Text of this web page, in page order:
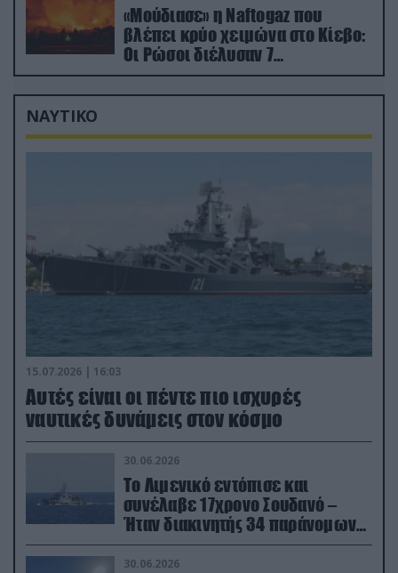
«Μούδιασε» η Naftogaz που
βλέπει κρύο χειμώνα στο Κίεβο:
Οι Ρώσοι διέλυσαν 7
εγκαταστάσεις του ουκρανικού
κολοσσού!
ΝΑΥΤΙΚΟ
15.07.2026 | 16:03
Aυτές είναι οι πέντε πιο ισχυρές
ναυτικές δυνάμεις στον κόσμο
30.06.2026
Το Λιμενικό εντόπισε και
συνέλαβε 17χρονο Σουδανό –
Ήταν διακινητής 34 παράνομων
μεταναστών
30.06.2026